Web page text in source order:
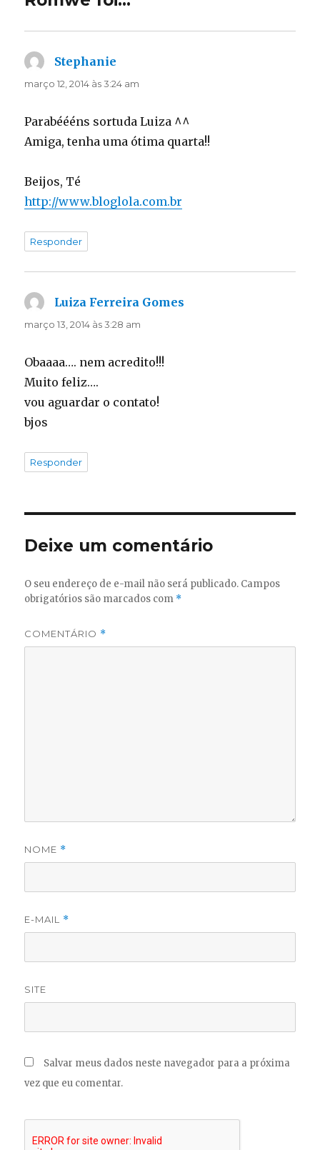
Stephanie
março 12, 2014 às 3:24 am
Parabéééns sortuda Luiza ^^
Amiga, tenha uma ótima quarta!!
Beijos, Té
http://www.bloglola.com.br
Responder
Luiza Ferreira Gomes
março 13, 2014 às 3:28 am
Obaaaa…. nem acredito!!!
Muito feliz….
vou aguardar o contato!
bjos
Responder
Deixe um comentário
O seu endereço de e-mail não será publicado. Campos
obrigatórios são marcados com *
COMENTÁRIO *
NOME *
E-MAIL *
SITE
Salvar meus dados neste navegador para a próxima
vez que eu comentar.